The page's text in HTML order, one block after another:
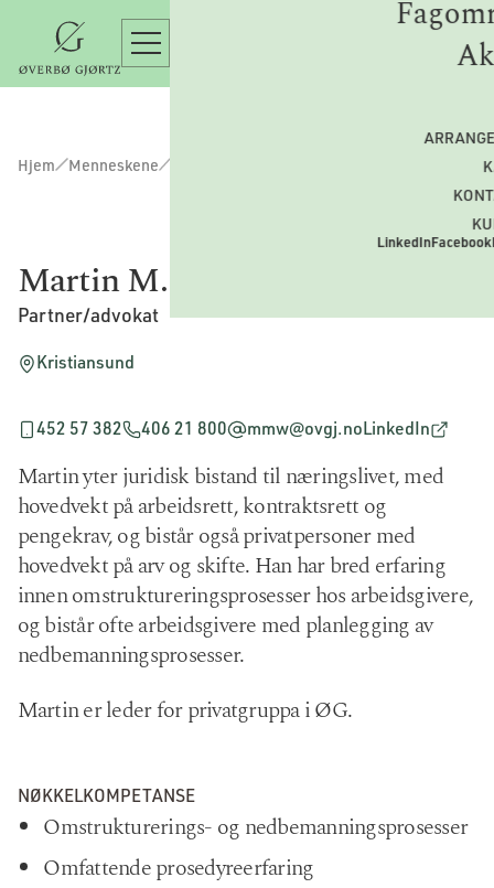
LinkedInFacebook
Hjem Menneskene
Martin M. Williams
Partner/advokat
Kristiansund
452 57 382 406 21 800 mmw@ovgj.noLinkedIn
Martin yter juridisk bistand til næringslivet, med
hovedvekt på arbeidsrett, kontraktsrett og
pengekrav, og bistår også privatpersoner med
hovedvekt på arv og skifte. Han har bred erfaring
innen omstruktureringsprosesser hos arbeidsgivere,
og bistår ofte arbeidsgivere med planlegging av
nedbemanningsprosesser.
Martin er leder for privatgruppa i ØG.
NØKKELKOMPETANSE
Omstrukturerings- og nedbemanningsprosesser
Omfattende prosedyreerfaring